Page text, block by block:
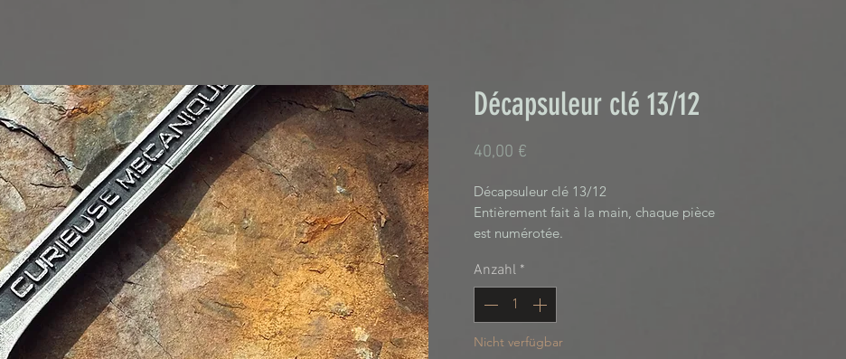
Décapsuleur clé 13/12
40,00 €
Décapsuleur clé 13/12
Entièrement fait à la main, chaque pièce
est numérotée.
Anzahl *
Nicht verfügbar